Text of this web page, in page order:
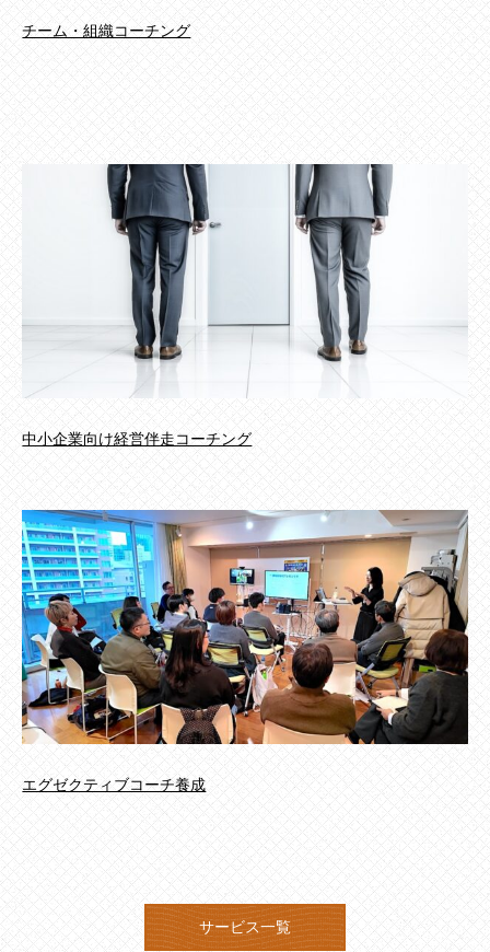
チーム・組織コーチング
中小企業向け経営伴走コーチング
エグゼクティブコーチ養成
サービス一覧